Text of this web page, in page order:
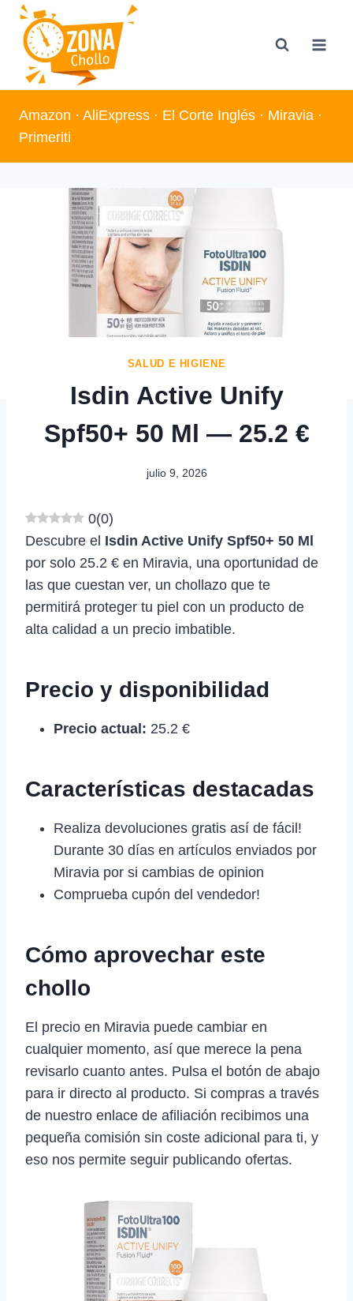
Saltar
contenido
Amazon · AliExpress · El Corte Inglés · Miravia ·
Primeriti
SALUD E HIGIENE
Isdin Active Unify
Spf50+ 50 Ml — 25.2 €
julio 9, 2026
0(0)
Descubre el Isdin Active Unify Spf50+ 50 Ml
por solo 25.2 € en Miravia, una oportunidad de
las que cuestan ver, un chollazo que te
permitirá proteger tu piel con un producto de
alta calidad a un precio imbatible.
Precio y disponibilidad
Precio actual: 25.2 €
Características destacadas
Realiza devoluciones gratis así de fácil!
Durante 30 días en artículos enviados por
Miravia por si cambias de opinion
Comprueba cupón del vendedor!
Cómo aprovechar este
chollo
El precio en Miravia puede cambiar en
cualquier momento, así que merece la pena
revisarlo cuanto antes. Pulsa el botón de abajo
para ir directo al producto. Si compras a través
de nuestro enlace de afiliación recibimos una
pequeña comisión sin coste adicional para ti, y
eso nos permite seguir publicando ofertas.